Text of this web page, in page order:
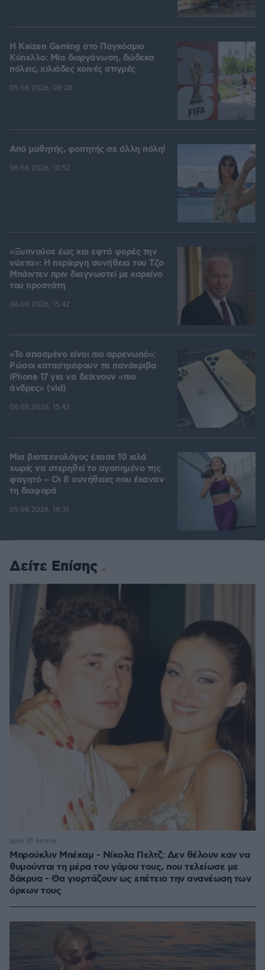
H Kaizen Gaming στο Παγκόσμιο
Kύπελλο: Μία διοργάνωση, δώδεκα
πόλεις, χιλιάδες κοινές στιγμές
05.08.2026, 08:38
Από μαθητής, φοιτητής σε άλλη πόλη!
06.08.2026, 10:52
«Ξυπνούσε έως και εφτά φορές την
νύχτα»: Η περίεργη συνήθεια του Τζο
Μπάιντεν πριν διαγνωστεί με καρκίνο
του προστάτη
06.08.2026, 15:42
«Το σπασμένο είναι πιο αρρενωπό»:
Ρώσοι καταστρέφουν τα πανάκριβα
iPhone 17 για να δείχνουν «πιο
άνδρες» (vid)
06.08.2026, 15:43
Μια βιοτεχνολόγος έχασε 10 κιλά
χωρίς να στερηθεί το αγαπημένο της
φαγητό – Οι 8 συνήθειες που έκαναν
τη διαφορά
05.08.2026, 18:31
Δείτε Επίσης
Μπρούκλιν Μπέκαμ - Νίκολα Πελτζ: Δεν θέλουν καν να
θυμούνται τη μέρα του γάμου τους, που τελείωσε με
δάκρυα - Θα γιορτάζουν ως επέτειο την ανανέωση των
όρκων τους
πριν 31 λεπτά